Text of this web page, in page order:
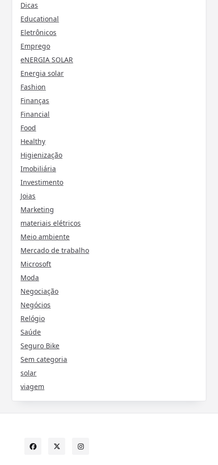
Dicas
Educational
Eletrônicos
Emprego
eNERGIA SOLAR
Energia solar
Fashion
Finanças
Financial
Food
Healthy
Higienização
Imobiliária
Investimento
Joias
Marketing
materiais elétricos
Meio ambiente
Mercado de trabalho
Microsoft
Moda
Negociação
Negócios
Relógio
Saúde
Seguro Bike
Sem categoria
solar
viagem